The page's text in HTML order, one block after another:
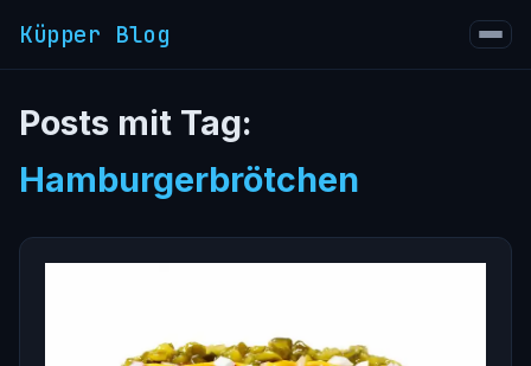
Küpper Blog
Posts mit Tag:
Hamburgerbrötchen